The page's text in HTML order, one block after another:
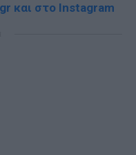
και στο Instagram